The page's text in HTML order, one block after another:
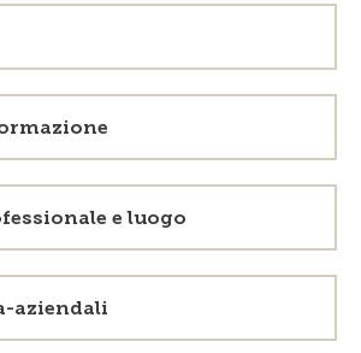
e luogo
aziendali